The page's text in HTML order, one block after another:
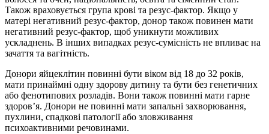
Також враховується група крові та резус-фактор. Якщо у
матері негативний резус-фактор, донор також повинен мати
негативний резус-фактор, щоб уникнути можливих
ускладнень. В інших випадках резус-сумісність не впливає на
зачаття та вагітність.
Донори яйцеклітин повинні бути віком від 18 до 32 років,
мати принаймні одну здорову дитину та бути без генетичних
або фенотипових розладів. Вони також повинні мати гарне
здоров’я. Донори не повинні мати запальні захворювання,
пухлини, спадкові патології або зловживання
психоактивними речовинами.